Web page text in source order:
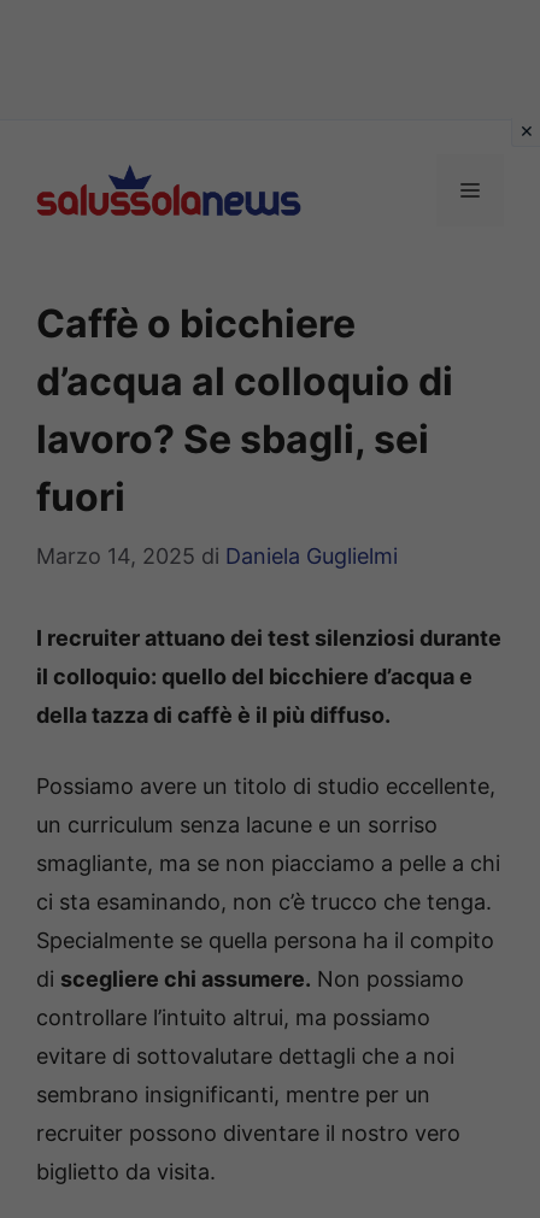
contenuto
MENU
Caffè o bicchiere
d’acqua al colloquio di
lavoro? Se sbagli, sei
fuori
Marzo 14, 2025 di Daniela Guglielmi
I recruiter attuano dei test silenziosi durante
il colloquio: quello del bicchiere d’acqua e
della tazza di caffè è il più diffuso.
Possiamo avere un titolo di studio eccellente,
un curriculum senza lacune e un sorriso
smagliante, ma se non piacciamo a pelle a chi
ci sta esaminando, non c’è trucco che tenga.
Specialmente se quella persona ha il compito
di scegliere chi assumere. Non possiamo
controllare l’intuito altrui, ma possiamo
evitare di sottovalutare dettagli che a noi
sembrano insignificanti, mentre per un
recruiter possono diventare il nostro vero
biglietto da visita.